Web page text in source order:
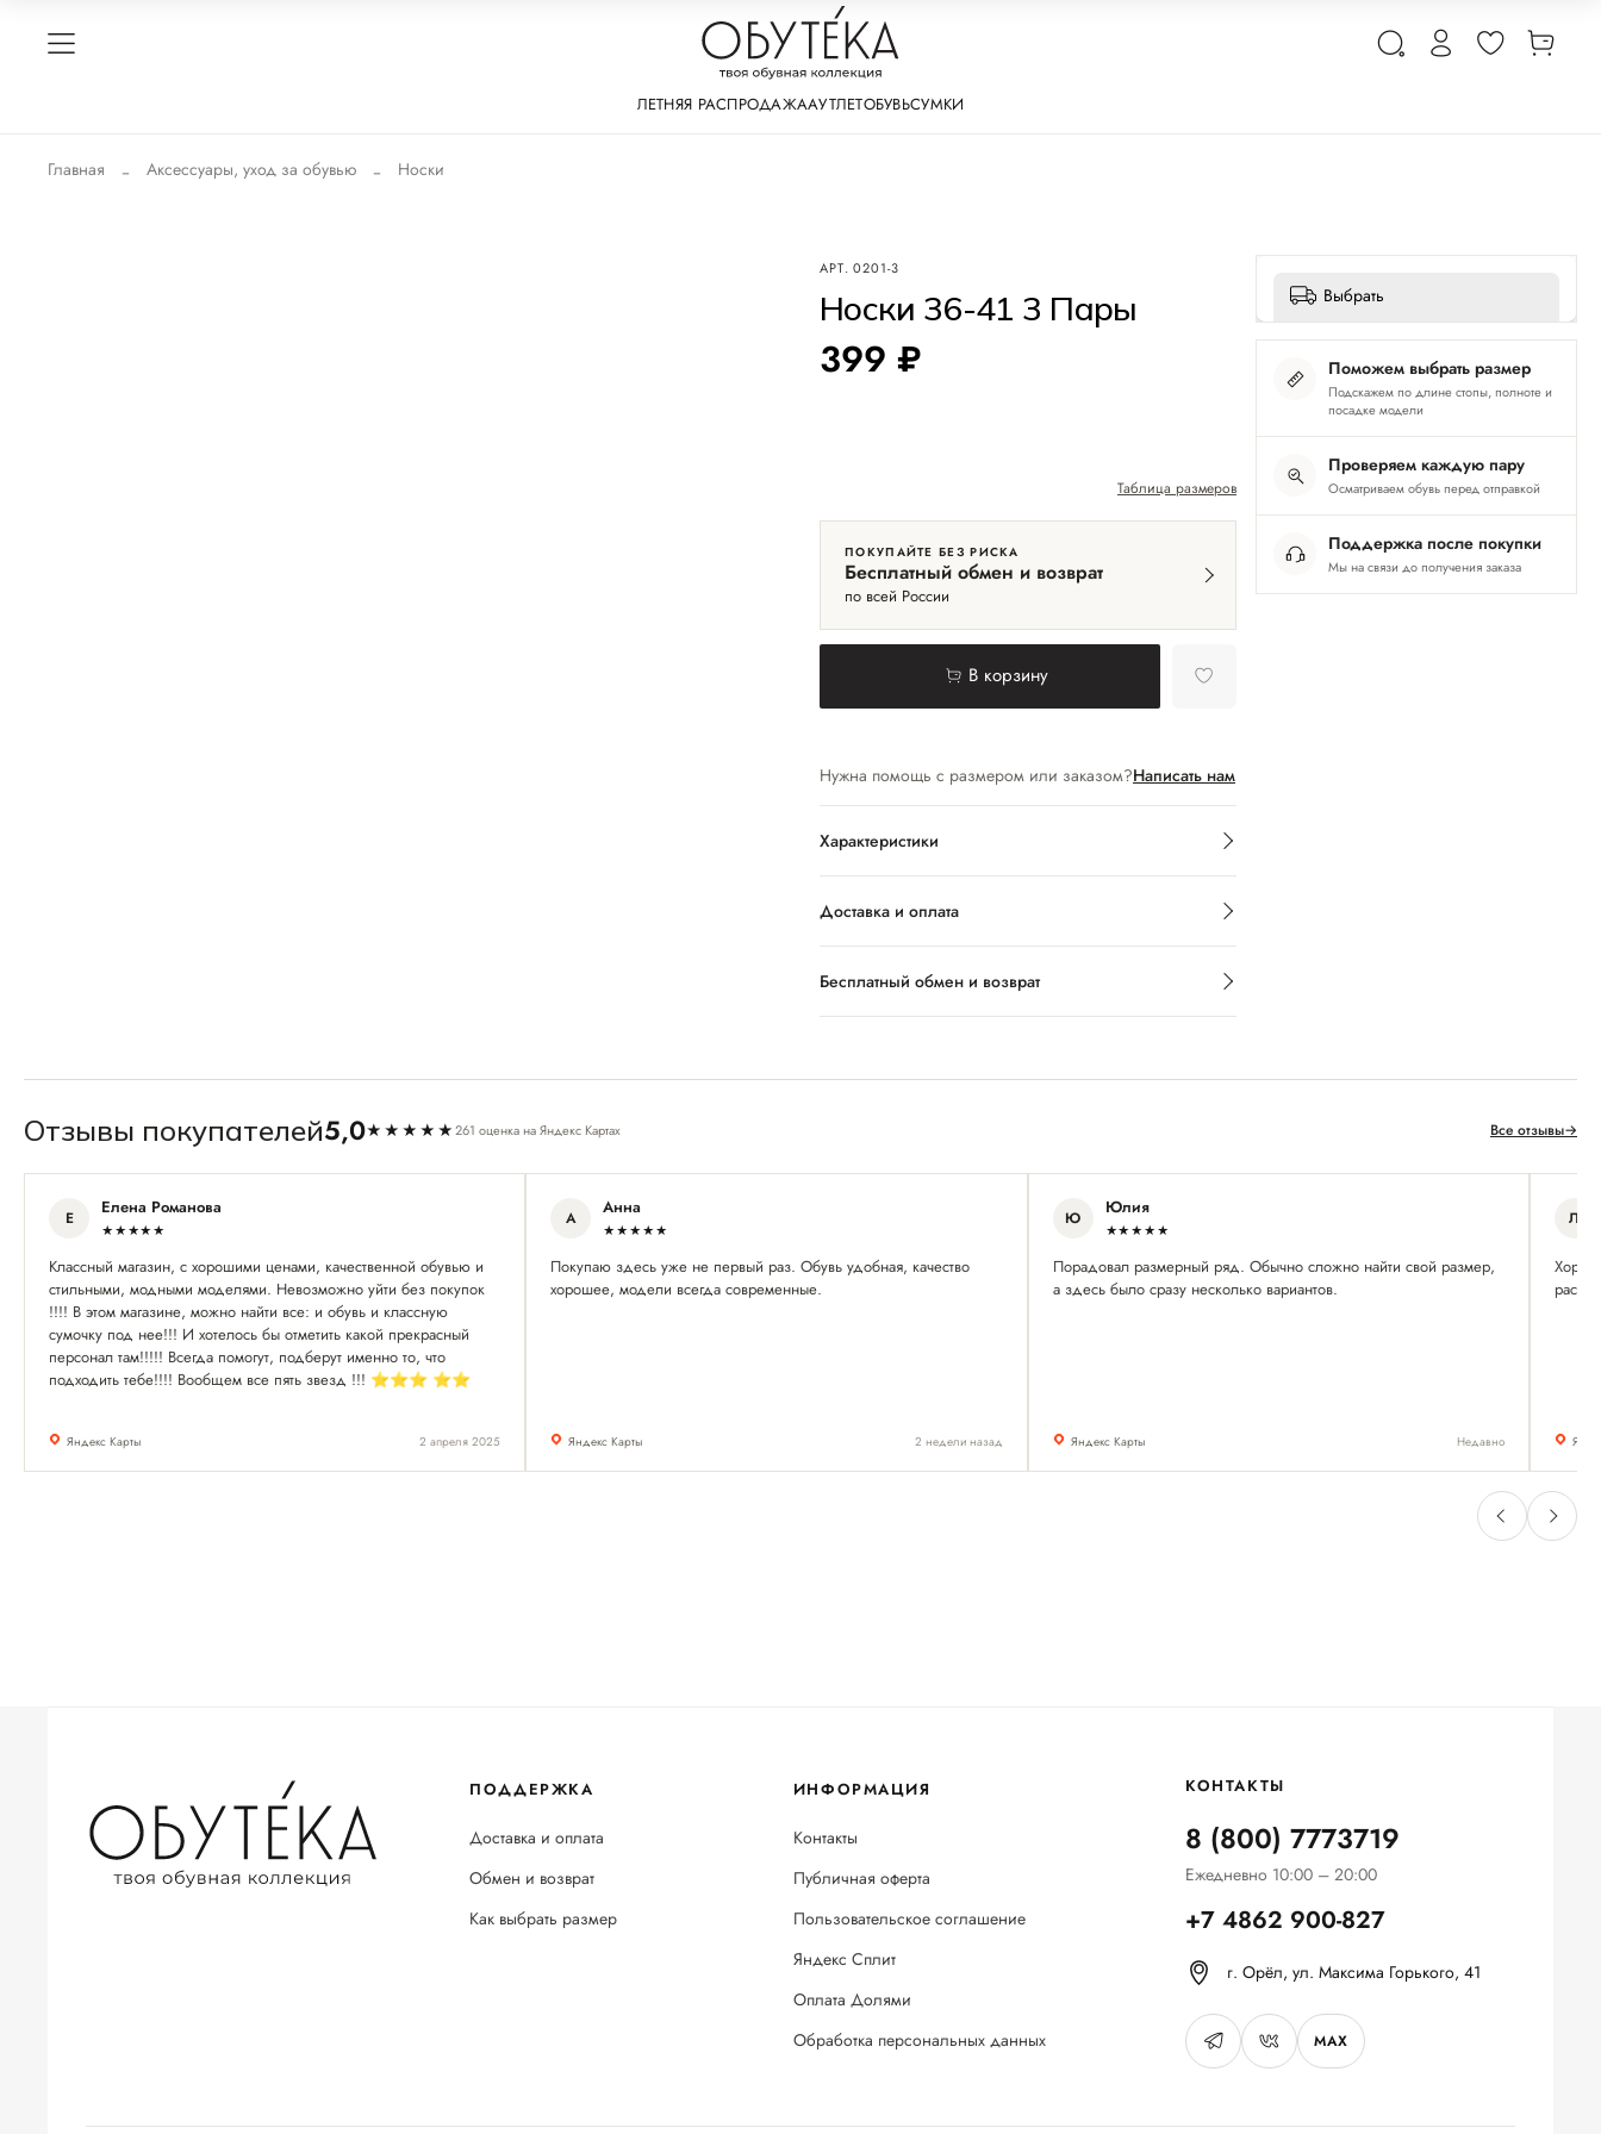
ЛЕТНЯЯ РАСПРОДАЖААУТЛЕТОБУВЬСУМКИ
Главная Аксессуары, уход за обувью Носки
АРТ.0201-3
Носки 36-41 3 Пары
399 ₽
Таблица размеров
ПОКУПАЙТЕ БЕЗ РИСКА
Бесплатный обмен и возврат
по всей России
В корзину
Нужна помощь с размером или заказом?Написать нам
Характеристики
Доставка и оплата
Бесплатный обмен и возврат
Выбрать
Поможем выбрать размер
Подскажем по длине стопы, полноте и
посадке модели
Проверяем каждую пару
Осматриваем обувь перед отправкой
Поддержка после покупки
Мы на связи до получения заказа
Отзывы покупателей5,0★★★★★261 оценка на Яндекс Картах Все отзывы→
Е Елена Романова
★★★★★
Классный магазин, с хорошими ценами, качественной обувью и
стильными, модными моделями. Невозможно уйти без покупок
!!!! В этом магазине, можно найти все: и обувь и классную
сумочку под нее!!! И хотелось бы отметить какой прекрасный
персонал там!!!!! Всегда помогут, подберут именно то, что
подходить тебе!!!! Вообщем все пять звезд !!! ⭐️⭐️⭐️ ⭐️⭐️
Яндекс Карты 2 апреля 2025
А Анна
★★★★★
Покупаю здесь уже не первый раз. Обувь удобная, качество
хорошее, модели всегда современные.
Яндекс Карты 2 недели назад
Ю Юлия
★★★★★
Порадовал размерный ряд. Обычно сложно найти свой размер,
а здесь было сразу несколько вариантов.
Яндекс Карты Недавно
Л
ПОДДЕРЖКА
Доставка и оплата
Обмен и возврат
Как выбрать размер
ИНФОРМАЦИЯ
Контакты
Публичная оферта
Пользовательское соглашение
Яндекс Сплит
Оплата Долями
Обработка персональных данных
КОНТАКТЫ
8 (800) 7773719
Ежедневно 10:00 – 20:00
+7 4862 900-827
г. Орёл, ул. Максима Горького, 41
MAX